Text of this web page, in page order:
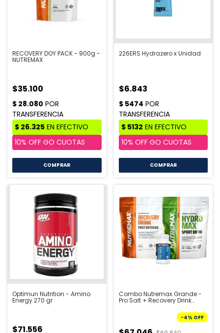
RECOVERY DOY PACK - 900g -
NUTREMAX
$35.100
COMPRAR
226ERS Hydrazero x Unidad
$6.843
COMPRAR
Optimun Nutrition - Amino
Energy 270 gr
$71.556
Combo Nutremax Grande -
Pro Salt + Recovery Drink
900g+ Hydromax Sport
-4% OFF